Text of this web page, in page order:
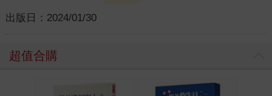
出版日： 2024/01/30
超值合購